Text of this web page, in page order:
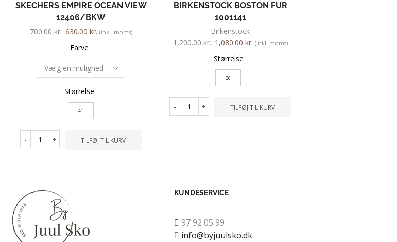
SKECHERS EMPIRE OCEAN VIEW
12406/BKW
700.00kr. 630.00 kr. (inkl. moms)
Farve
Størrelse
41
- + TILFØJ TIL KURV
BIRKENSTOCK BOSTON FUR
1001141
Birkenstock
1,200.00kr. 1,080.00 kr. (inkl. moms)
Størrelse
36
- + TILFØJ TIL KURV
KUNDESERVICE
97 92 05 99
info@byjuulsko.dk